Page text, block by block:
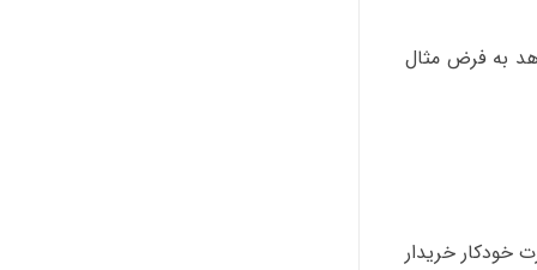
به فرض مثال
خودکار خریدار